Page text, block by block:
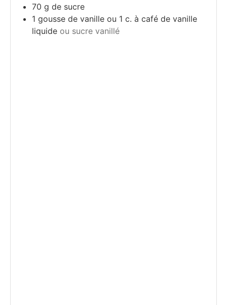
70 g de sucre
1 gousse de vanille ou 1 c. à café de vanille
liquide ou sucre vanillé